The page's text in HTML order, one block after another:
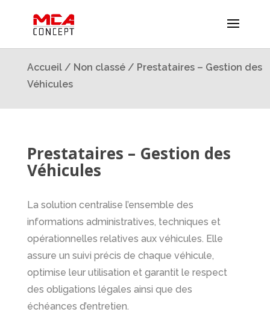
Accueil/ Non classé/ Prestataires – Gestion des
Véhicules
Prestataires – Gestion des
Véhicules
La solution centralise l’ensemble des
informations administratives, techniques et
opérationnelles relatives aux véhicules. Elle
assure un suivi précis de chaque véhicule,
optimise leur utilisation et garantit le respect
des obligations légales ainsi que des
échéances d’entretien.